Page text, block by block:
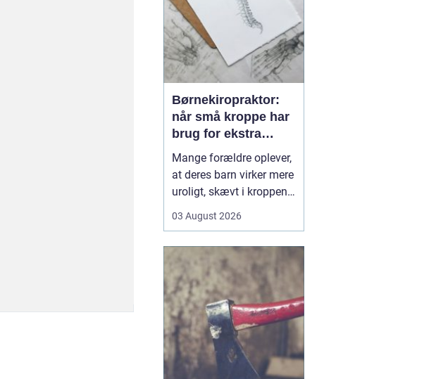
Børnekiropraktor:
når små kroppe har
brug for ekstra
opmærksomhed
Mange forældre oplever,
at deres barn virker mere
uroligt, skævt i kroppen
uden at der er en klar
børnekiropraktor være en
mulighed. En kiropraktor
med særlig erfaring i...
03 August 2026